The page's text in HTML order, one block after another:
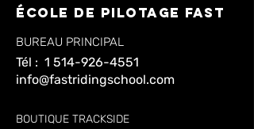
ÉCOLE De pilotage FAST
BUREAU PRINCIPAL
Tél : 1 514-926-4551
info@fastridingschool.com
BOUTIQUE TRACKSIDE